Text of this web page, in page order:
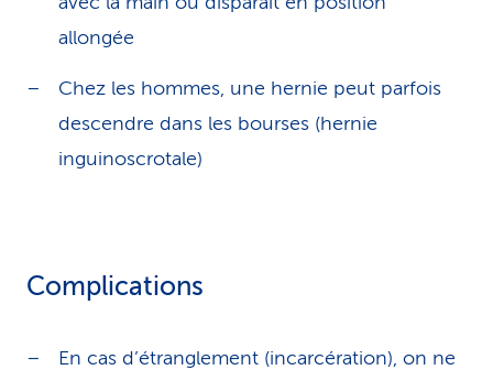
allongée
Chez les hommes, une hernie peut parfois
descendre dans les bourses (hernie
inguinoscrotale)
Complications
En cas d’étranglement (incarcération), on ne